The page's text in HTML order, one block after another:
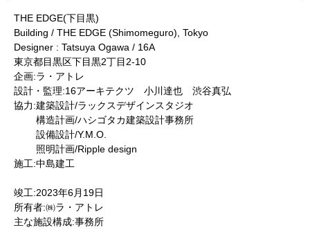
THE EDGE(下目黒)
Building / THE EDGE (Shimomeguro), Tokyo
Designer : Tatsuya Ogawa / 16A
東京都目黒区下目黒2丁目2-10
企画:ラ・アトレ
設計・監理:16アーキテクツ 小川達也 渋谷真弘
協力:建築設計/ラックスデザインスタジオ
構造計画/ハシゴタカ建築設計事務所
設備設計/Y.M.O.
照明計画/Ripple design
施工:中島建工
竣工:2023年6月19日
所有者:㈱ラ・アトレ
主な施設構成:事務所